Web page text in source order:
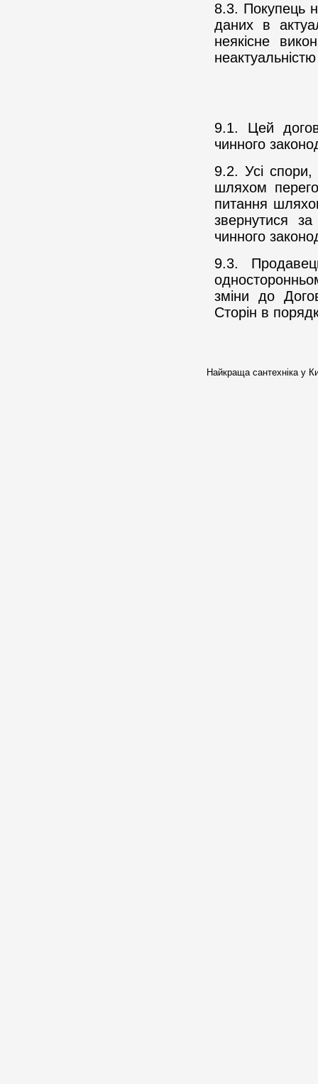
8.3. Покупець
даних в
неякісне
9.1. Цей
чинного
9.2. Усі
шляхом
питання
звернутися
чинного
9.3.
зміни до
Сторін в
Найкраща сантехніка у